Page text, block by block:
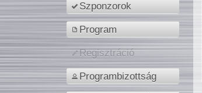
Szponzorok
Program
Regisztráció
Programbizottság